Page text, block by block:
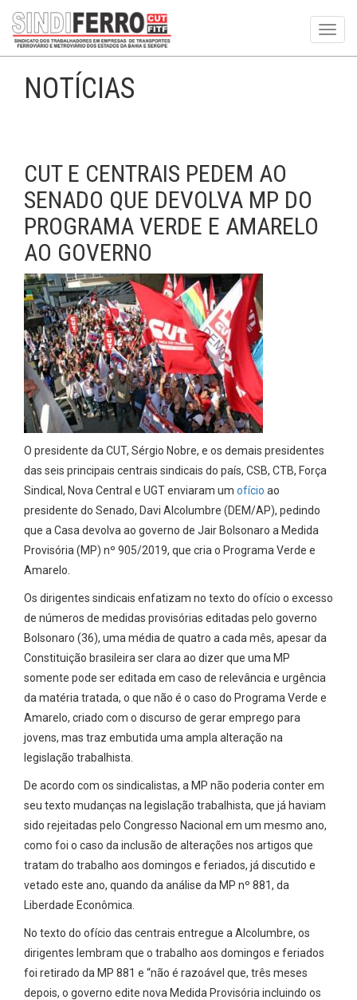
NOTÍCIAS
CUT E CENTRAIS PEDEM AO
SENADO QUE DEVOLVA MP DO
PROGRAMA VERDE E AMARELO
AO GOVERNO
O presidente da CUT, Sérgio Nobre, e os demais presidentes
das seis principais centrais sindicais do país, CSB, CTB, Força
Sindical, Nova Central e UGT enviaram um ofício ao
presidente do Senado, Davi Alcolumbre (DEM/AP), pedindo
que a Casa devolva ao governo de Jair Bolsonaro a Medida
Provisória (MP) nº 905/2019, que cria o Programa Verde e
Amarelo.
Os dirigentes sindicais enfatizam no texto do ofício o excesso
de números de medidas provisórias editadas pelo governo
Bolsonaro (36), uma média de quatro a cada mês, apesar da
Constituição brasileira ser clara ao dizer que uma MP
somente pode ser editada em caso de relevância e urgência
da matéria tratada, o que não é o caso do Programa Verde e
Amarelo, criado com o discurso de gerar emprego para
jovens, mas traz embutida uma ampla alteração na
legislação trabalhista.
De acordo com os sindicalistas, a MP não poderia conter em
seu texto mudanças na legislação trabalhista, que já haviam
sido rejeitadas pelo Congresso Nacional em um mesmo ano,
como foi o caso da inclusão de alterações nos artigos que
tratam do trabalho aos domingos e feriados, já discutido e
vetado este ano, quando da análise da MP nº 881, da
Liberdade Econômica.
No texto do ofício das centrais entregue a Alcolumbre, os
dirigentes lembram que o trabalho aos domingos e feriados
foi retirado da MP 881 e “não é razoável que, três meses
depois, o governo edite nova Medida Provisória incluindo os